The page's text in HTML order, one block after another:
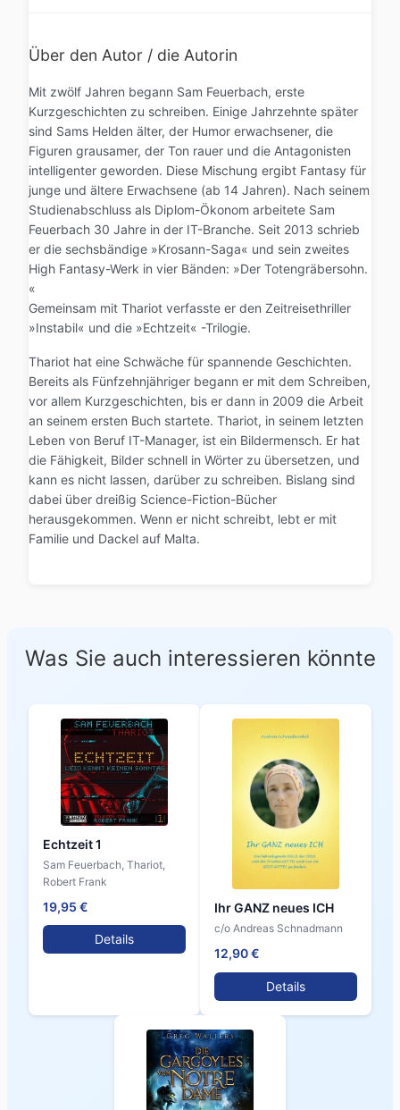
Über den Autor / die Autorin
Mit zwölf Jahren begann Sam Feuerbach, erste
Kurzgeschichten zu schreiben. Einige Jahrzehnte später
sind Sams Helden älter, der Humor erwachsener, die
Figuren grausamer, der Ton rauer und die Antagonisten
intelligenter geworden. Diese Mischung ergibt Fantasy für
junge und ältere Erwachsene (ab 14 Jahren). Nach seinem
Studienabschluss als Diplom-Ökonom arbeitete Sam
Feuerbach 30 Jahre in der IT-Branche. Seit 2013 schrieb
er die sechsbändige »Krosann-Saga« und sein zweites
High Fantasy-Werk in vier Bänden: »Der Totengräbersohn.
«
Gemeinsam mit Thariot verfasste er den Zeitreisethriller
»Instabil« und die »Echtzeit« -Trilogie.
Thariot hat eine Schwäche für spannende Geschichten.
Bereits als Fünfzehnjähriger begann er mit dem Schreiben,
vor allem Kurzgeschichten, bis er dann in 2009 die Arbeit
an seinem ersten Buch startete. Thariot, in seinem letzten
Leben von Beruf IT-Manager, ist ein Bildermensch. Er hat
die Fähigkeit, Bilder schnell in Wörter zu übersetzen, und
kann es nicht lassen, darüber zu schreiben. Bislang sind
dabei über dreißig Science-Fiction-Bücher
herausgekommen. Wenn er nicht schreibt, lebt er mit
Familie und Dackel auf Malta.
Was Sie auch interessieren könnte
Echtzeit 1
Sam Feuerbach, Thariot,
Robert Frank
19,95 €
Details
Ihr GANZ neues ICH
c/o Andreas Schnadmann
12,90 €
Details